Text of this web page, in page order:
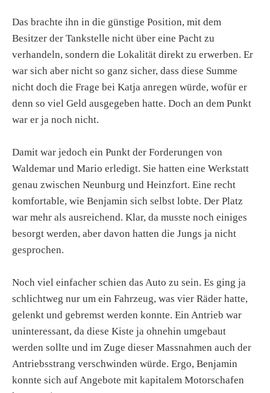
Das brachte ihn in die günstige Position, mit dem
Besitzer der Tankstelle nicht über eine Pacht zu
verhandeln, sondern die Lokalität direkt zu erwerben. Er
war sich aber nicht so ganz sicher, dass diese Summe
nicht doch die Frage bei Katja anregen würde, wofür er
denn so viel Geld ausgegeben hatte. Doch an dem Punkt
war er ja noch nicht.
Damit war jedoch ein Punkt der Forderungen von
Waldemar und Mario erledigt. Sie hatten eine Werkstatt
genau zwischen Neunburg und Heinzfort. Eine recht
komfortable, wie Benjamin sich selbst lobte. Der Platz
war mehr als ausreichend. Klar, da musste noch einiges
besorgt werden, aber davon hatten die Jungs ja nicht
gesprochen.
Noch viel einfacher schien das Auto zu sein. Es ging ja
schlichtweg nur um ein Fahrzeug, was vier Räder hatte,
gelenkt und gebremst werden konnte. Ein Antrieb war
uninteressant, da diese Kiste ja ohnehin umgebaut
werden sollte und im Zuge dieser Massnahmen auch der
Antriebsstrang verschwinden würde. Ergo, Benjamin
konnte sich auf Angebote mit kapitalem Motorschafen